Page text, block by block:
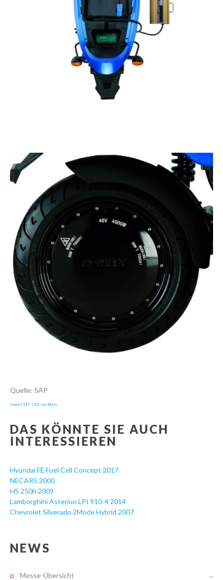
Quelle: SAP
Joomla SEF URLs by Artio
DAS KÖNNTE SIE AUCH
INTERESSIEREN
Hyundai FE Fuel Cell Concept 2017
NECAR5 2000
HS 250h 2009
Lamborghini Asterion LPI 910-4 2014
Chevrolet Silverado 2Mode Hybrid 2007
NEWS
Messe-Übersicht